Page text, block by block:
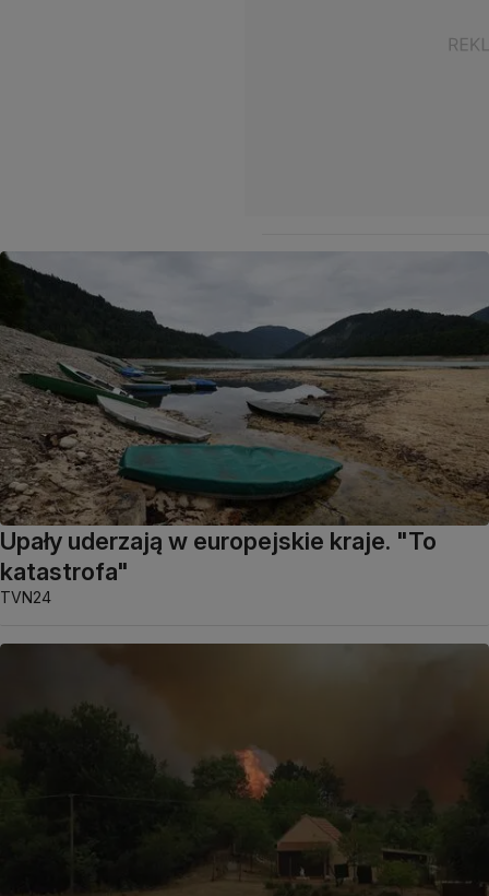
Upały uderzają w europejskie kraje. "To
katastrofa"
TVN24